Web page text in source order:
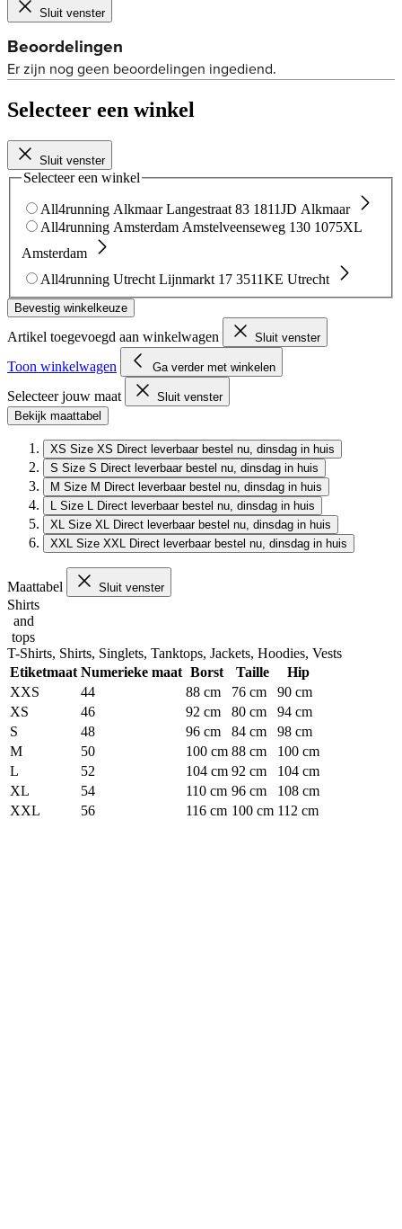
Sluit venster
Selecteer een winkel
Sluit venster
Selecteer een winkel
All4running Alkmaar Langestraat 83 1811JD Alkmaar
All4running Amsterdam Amstelveenseweg 130 1075XL
Amsterdam
All4running Utrecht Lijnmarkt 17 3511KE Utrecht
Bevestig winkelkeuze
Artikel toegevoegd aan winkelwagen Sluit venster
Toon winkelwagen Ga verder met winkelen
Selecteer jouw maat
Sluit venster
Bekijk maattabel
XS Size XS Direct leverbaar bestel nu, dinsdag in huis
S Size S Direct leverbaar bestel nu, dinsdag in huis
M Size M Direct leverbaar bestel nu, dinsdag in huis
L Size L Direct leverbaar bestel nu, dinsdag in huis
XL Size XL Direct leverbaar bestel nu, dinsdag in huis
XXL Size XXL Direct leverbaar bestel nu, dinsdag in huis
Maattabel Sluit venster
Shirts
and
tops
T-Shirts, Shirts, Singlets, Tanktops, Jackets, Hoodies, Vests
Etiketmaat Numerieke maat Borst Taille
Hip
XXS
44 88 cm 76 cm
90 cm
XS
46 92 cm 80 cm
94 cm
S
48 96 cm 84 cm
98 cm
M
50 100 cm 88 cm
100 cm
L
52 104 cm 92 cm
104 cm
XL
54 110 cm 96 cm
108 cm
XXL
56 116 cm 100 cm 112 cm